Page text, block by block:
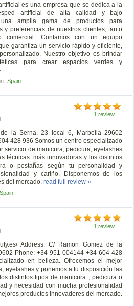
es una empresa que se dedica a la
artificial de alta calidad y bajo
una amplia gama de productos para
y preferencias de nuestros clientes, tanto
comercial. Contamos con un equipo
garantiza un servicio rápido y eficiente,
Nuestro objetivo es brindar
para crear espacios verdes y
Spain
1 review
la Serna, 23 local 6, Marbella 29602
428 936 Somos un centro especializado
servicio de manicura, pedicura, eyelashes
técnicas. más innovadoras y los distintos
o pestañas según tu personalidad y
y cariño. Disponemos de los
del mercado.read full review »
Spain
1 review
Address: C/ Ramon Gomez de la
Phone: +34 951 004144 +34 604 428
en belleza. Ofrecemos el mejor
eyelashes y ponemos a tu disposición las
distintos tipos de manicura , pedicura o
y necesidad con mucha profesionalidad
productos innovadores del mercado.